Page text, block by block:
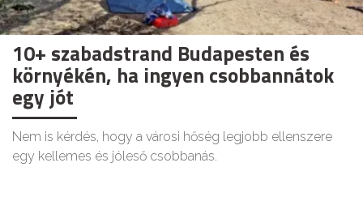
10+ szabadstrand Budapesten és
környékén, ha ingyen csobbannátok
egy jót
Nem is kérdés, hogy a városi hőség legjobb ellenszere
egy kellemes és jóleső csobbanás.